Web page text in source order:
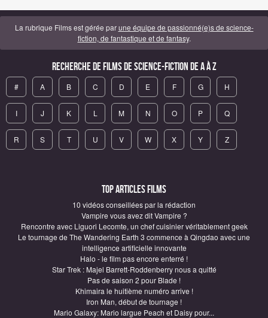
La rubrique Films est gérée parune équipe de passionné(e)s de science-
fiction, de fantastique et de fantasy.
Recherche de Films de science-fiction de A à Z
# A B C D E F G H
I J K L M N O P Q
R S T U V W X Y Z
Top articles Films
10 vidéos conseillées par la rédaction
Vampire vous avez dit Vampire ?
Rencontre avec Liguori Lecomte, un chef cuisinier véritablement geek
Le tournage de The Wandering Earth 3 commence à Qingdao avec une
intelligence artificielle innovante
Halo - le film pas encore enterré !
Star Trek : Majel Barrett-Roddenberry nous a quitté
Pas de saison 2 pour Blade !
Khimaira le huitième numéro arrive !
Iron Man, début de tournage !
Mario Galaxy: Mario largue Peach et Daisy pour...